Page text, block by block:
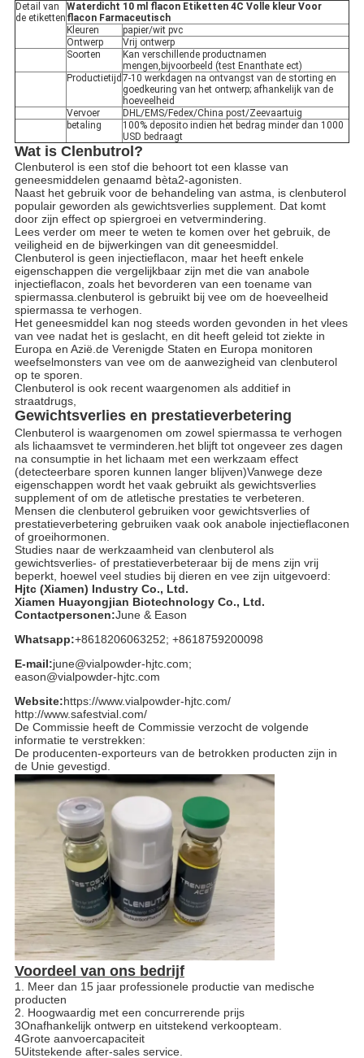
Detail van
de etiketten
Waterdicht 10 ml flacon Etiketten 4C Volle kleur Voor
flacon Farmaceutisch
Kleuren
papier/wit pvc
Ontwerp
Vrij ontwerp
Soorten
Kan verschillende productnamen
mengen,bijvoorbeeld (test Enanthate ect)
Productietijd 7-10 werkdagen na ontvangst van de storting en
goedkeuring van het ontwerp; afhankelijk van de
hoeveelheid
Vervoer
DHL/EMS/Fedex/China post/Zeevaartuig
betaling
100% deposito indien het bedrag minder dan 1000
USD bedraagt
Wat is Clenbutrol?
Clenbuterol is een stof die behoort tot een klasse van
geneesmiddelen genaamd bèta2-agonisten.
Naast het gebruik voor de behandeling van astma, is clenbuterol
populair geworden als gewichtsverlies supplement. Dat komt
door zijn effect op spiergroei en vetvermindering.
Lees verder om meer te weten te komen over het gebruik, de
veiligheid en de bijwerkingen van dit geneesmiddel.
Clenbuterol is geen injectieflacon, maar het heeft enkele
eigenschappen die vergelijkbaar zijn met die van anabole
injectieflacon, zoals het bevorderen van een toename van
spiermassa.clenbuterol is gebruikt bij vee om de hoeveelheid
spiermassa te verhogen.
Het geneesmiddel kan nog steeds worden gevonden in het vlees
van vee nadat het is geslacht, en dit heeft geleid tot ziekte in
Europa en Azië.de Verenigde Staten en Europa monitoren
weefselmonsters van vee om de aanwezigheid van clenbuterol
op te sporen.
Clenbuterol is ook recent waargenomen als additief in
straatdrugs,
Gewichtsverlies en prestatieverbetering
Clenbuterol is waargenomen om zowel spiermassa te verhogen
als lichaamsvet te verminderen.het blijft tot ongeveer zes dagen
na consumptie in het lichaam met een werkzaam effect
(detecteerbare sporen kunnen langer blijven)Vanwege deze
eigenschappen wordt het vaak gebruikt als gewichtsverlies
supplement of om de atletische prestaties te verbeteren.
Mensen die clenbuterol gebruiken voor gewichtsverlies of
prestatieverbetering gebruiken vaak ook anabole injectieflaconen
of groeihormonen.
Studies naar de werkzaamheid van clenbuterol als
gewichtsverlies- of prestatieverbeteraar bij de mens zijn vrij
beperkt, hoewel veel studies bij dieren en vee zijn uitgevoerd:
Hjtc (Xiamen) Industry Co., Ltd.
Xiamen Huayongjian Biotechnology Co., Ltd.
Contactpersonen:June & Eason
Whatsapp:+8618206063252; +8618759200098
E-mail:june@vialpowder-hjtc.com;
eason@vialpowder-hjtc.com
Website:https://www.vialpowder-hjtc.com/
http://www.safestvial.com/
De Commissie heeft de Commissie verzocht de volgende
informatie te verstrekken:
De producenten-exporteurs van de betrokken producten zijn in
de Unie gevestigd.
Voordeel van ons bedrijf
1. Meer dan 15 jaar professionele productie van medische
producten
2. Hoogwaardig met een concurrerende prijs
3Onafhankelijk ontwerp en uitstekend verkoopteam.
4Grote aanvoercapaciteit
5Uitstekende after-sales service.